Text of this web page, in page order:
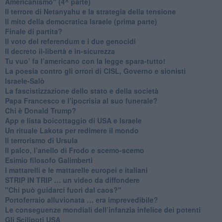
​Il terrore di Netanyahu e la strategia della tensione
Il mito della democratica Israele (prima parte)
​Finale di partita?
​Il voto del referendum e i due genocidi
Il decreto il-libertà e in-sicurezza
Tu vuo’ fa l’americano con la legge spara-tutto!
La poesia contro gli orrori di CISL, Governo e sionisti
Israele-Salò
​La fascistizzazione dello stato e della società
Papa Francesco e l’ipocrisia al suo funerale?
​Chi è Donald Trump?
App e lista boicottaggio di USA e Israele
​Un rituale Lakota per redimere il mondo
Il terrorismo di Ursula
​Il palco, l’anello di Frodo e scemo-scemo
Esimio filosofo Galimberti
​I mattarelli e le mattarelle europei e italiani
​STRIP IN TRIP … un video da diffondere
"Chi può guidarci fuori dal caos?"
​Portoferraio alluvionata … era imprevedibile?
Le conseguenze mondiali dell’infanzia infelice dei potenti
​Gli Scilipoti USA